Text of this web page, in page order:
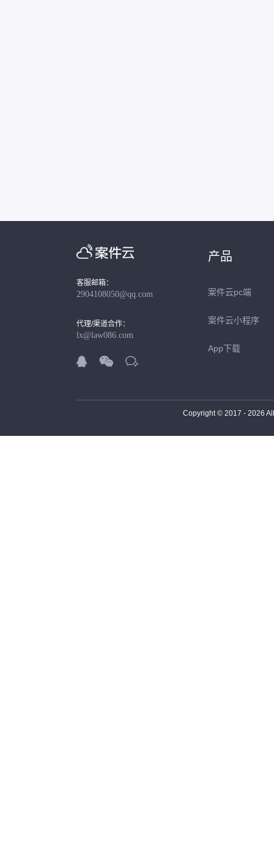
客服邮箱：
2904108050@qq.com
代理/渠道合作：
lx@law086.com
  
产品
案件云pc端
案件云小程序
App下载
Copyright © 2017 - 2026